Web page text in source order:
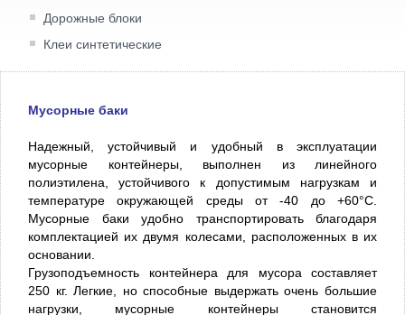
Дорожные блоки
Клеи синтетические
Мусорные баки
Надежный, устойчивый и удобный в эксплуатации
мусорные контейнеры, выполнен из линейного
полиэтилена, устойчивого к допустимым нагрузкам и
температуре окружающей среды от -40 до +60°С.
Мусорные баки удобно транспортировать благодаря
комплектацией их двумя колесами, расположенных в их
основании.
Грузоподъемность контейнера для мусора составляет
250 кг. Легкие, но способные выдержать очень большие
нагрузки, мусорные контейнеры становится